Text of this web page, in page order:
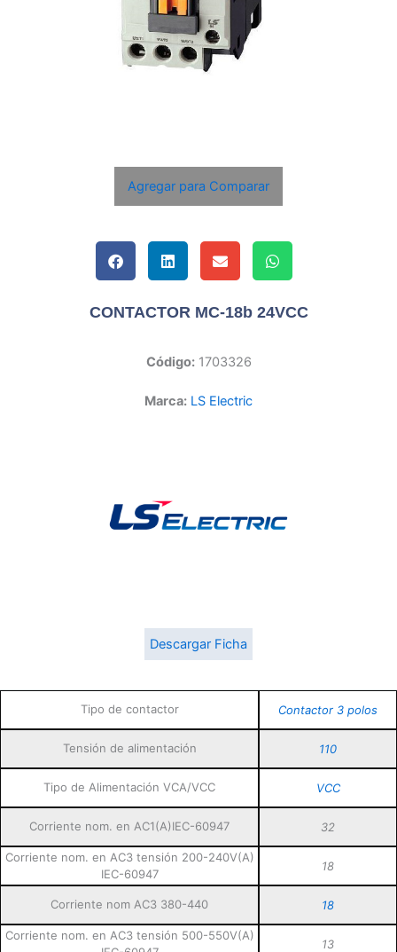
Agregar para Comparar
CONTACTOR MC-18b 24VCC
Código:1703326
Marca: LS Electric
Descargar Ficha
Tipo de contactor Contactor 3 polos
Tensión de alimentación 110
Tipo de Alimentación VCA/VCC VCC
Corriente nom. en AC1(A)IEC-60947 32
Corriente nom. en AC3 tensión 200-240V(A)
IEC-60947
18
Corriente nom AC3 380-440 18
Corriente nom. en AC3 tensión 500-550V(A)
13